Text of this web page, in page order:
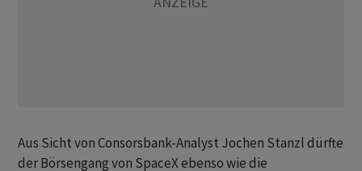
Aus Sicht von Consorsbank-Analyst Jochen Stanzl dürfte
der Börsengang von SpaceX ebenso wie die